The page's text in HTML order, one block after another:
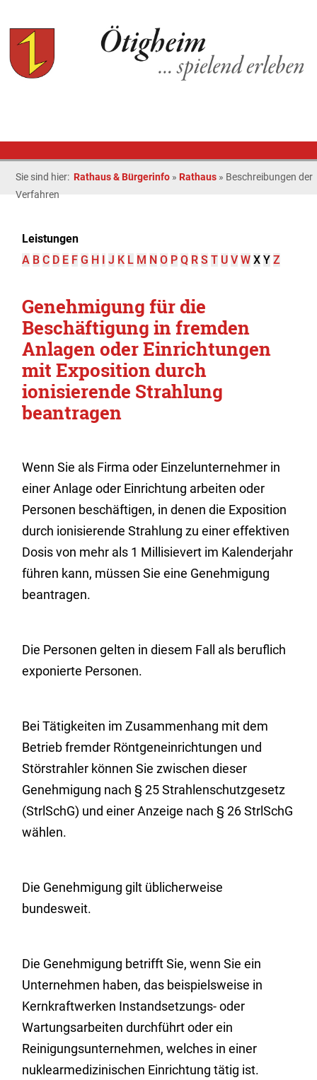
Sie sind hier: Rathaus & Bürgerinfo » Rathaus » Beschreibungen der
Verfahren
Leistungen
A B C D E F G H I J K L M N O P Q R S T U V W X Y Z
Genehmigung für die
Beschäftigung in fremden
Anlagen oder Einrichtungen
mit Exposition durch
ionisierende Strahlung
beantragen
Wenn Sie als Firma oder Einzelunternehmer in
einer Anlage oder Einrichtung arbeiten oder
Personen beschäftigen, in denen die Exposition
durch ionisierende Strahlung zu einer effektiven
Dosis von mehr als 1 Millisievert im Kalenderjahr
führen kann, müssen Sie eine Genehmigung
beantragen.
Die Personen gelten in diesem Fall als beruflich
exponierte Personen.
Bei Tätigkeiten im Zusammenhang mit dem
Betrieb fremder Röntgeneinrichtungen und
Störstrahler können Sie zwischen dieser
Genehmigung nach § 25 Strahlenschutzgesetz
(StrlSchG) und einer Anzeige nach § 26 StrlSchG
wählen.
Die Genehmigung gilt üblicherweise
bundesweit.
Die Genehmigung betrifft Sie, wenn Sie ein
Unternehmen haben, das beispielsweise in
Kernkraftwerken Instandsetzungs- oder
Wartungsarbeiten durchführt oder ein
Reinigungsunternehmen, welches in einer
nuklearmedizinischen Einrichtung tätig ist.